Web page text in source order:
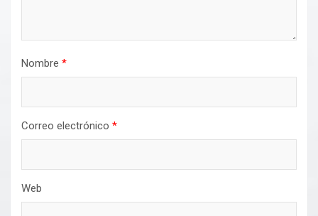
Nombre *
Correo electrónico *
Web